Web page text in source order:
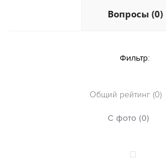
Вопросы (0)
Фильтр:
Общий рейтинг (0)
С фото (0)